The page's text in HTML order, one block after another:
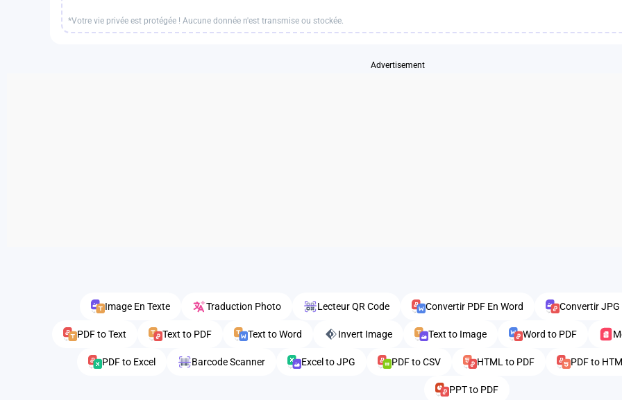
*Votre vie privée est protégée ! Aucune donnée n'est transmise ou stockée.
Advertisement
Image En Texte Traduction Photo Lecteur QR Code Convertir PDF En Word Convertir JPG
PDF to Text Text to PDF Text to Word Invert Image Text to Image Word to PDF
PDF to Excel Barcode Scanner Excel to JPG PDF to CSV HTML to PDF PDF to
PPT to PDF